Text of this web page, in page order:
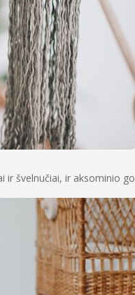
švelnučiai, ir aksominio